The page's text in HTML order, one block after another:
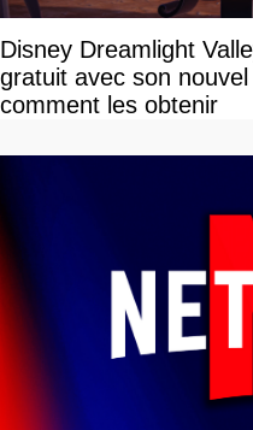
Disney Dreamlight
gratuit avec son
comment les obtenir